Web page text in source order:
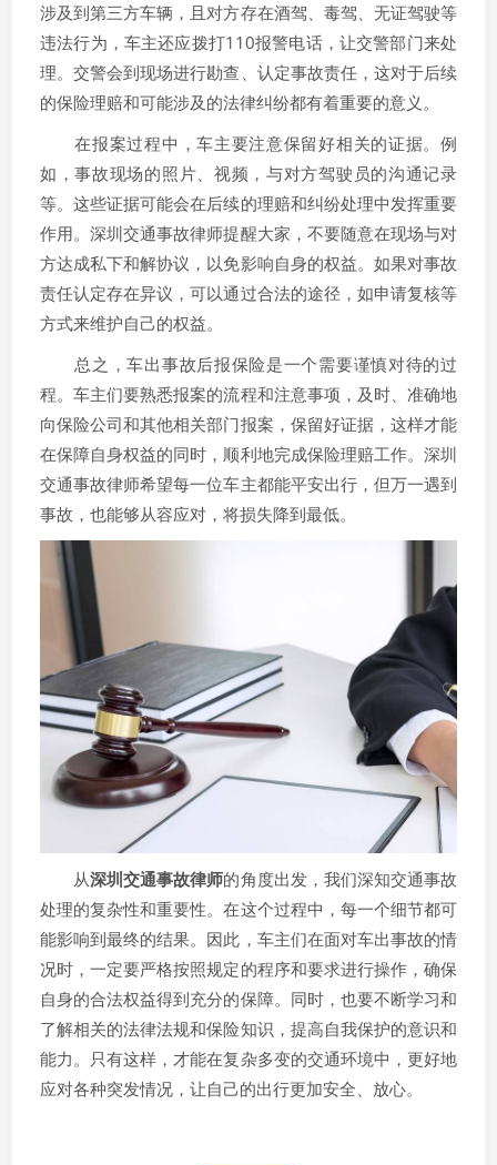
涉及到第三方车辆，且对方存在酒驾、毒驾、无证驾驶等
违法行为，车主还应拨打110报警电话，让交警部门来处
理。交警会到现场进行勘查、认定事故责任，这对于后续
的保险理赔和可能涉及的法律纠纷都有着重要的意义。
在报案过程中，车主要注意保留好相关的证据。例
如，事故现场的照片、视频，与对方驾驶员的沟通记录
等。这些证据可能会在后续的理赔和纠纷处理中发挥重要
作用。深圳交通事故律师提醒大家，不要随意在现场与对
方达成私下和解协议，以免影响自身的权益。如果对事故
责任认定存在异议，可以通过合法的途径，如申请复核等
方式来维护自己的权益。
总之，车出事故后报保险是一个需要谨慎对待的过
程。车主们要熟悉报案的流程和注意事项，及时、准确地
向保险公司和其他相关部门报案，保留好证据，这样才能
在保障自身权益的同时，顺利地完成保险理赔工作。深圳
交通事故律师希望每一位车主都能平安出行，但万一遇到
事故，也能够从容应对，将损失降到最低。
从深圳交通事故律师的角度出发，我们深知交通事故
处理的复杂性和重要性。在这个过程中，每一个细节都可
能影响到最终的结果。因此，车主们在面对车出事故的情
况时，一定要严格按照规定的程序和要求进行操作，确保
自身的合法权益得到充分的保障。同时，也要不断学习和
了解相关的法律法规和保险知识，提高自我保护的意识和
能力。只有这样，才能在复杂多变的交通环境中，更好地
应对各种突发情况，让自己的出行更加安全、放心。